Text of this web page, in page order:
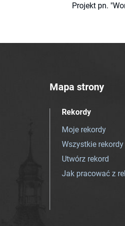
Projekt pn.
Mapa strony
Rekordy
Moje rekordy
Wszystkie rekordy
Utwórz rekord
Jak pracować z